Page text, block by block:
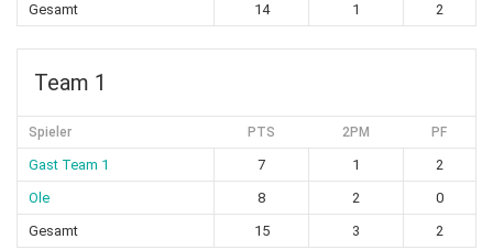
Gesamt
14 1 2
Team 1
Spieler PTS 2PM PF
Gast Team 1 7 1
2
Ole
8 2
0
Gesamt
15 3 2